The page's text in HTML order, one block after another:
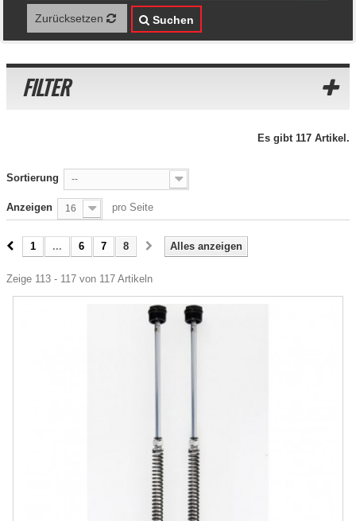
Zurücksetzen Suchen
FILTER
Es gibt 117 Artikel.
Sortierung --
Anzeigen 16 pro Seite
Alles anzeigen
1 ... 6 7 8
Zeige 113 - 117 von 117 Artikeln